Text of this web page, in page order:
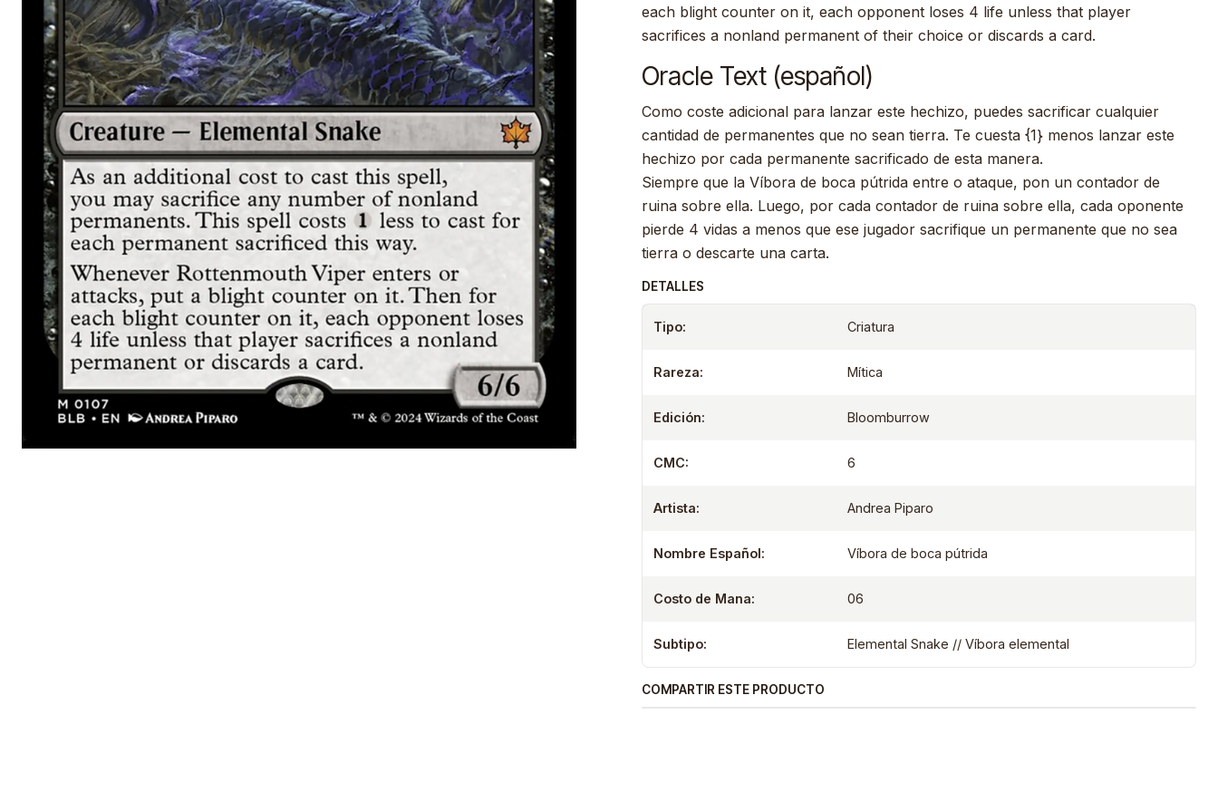
each blight counter on it, each opponent loses 4 life unless that player
sacrifices a nonland permanent of their choice or discards a card.
Oracle Text (español)
Como coste adicional para lanzar este hechizo, puedes sacrificar cualquier
cantidad de permanentes que no sean tierra. Te cuesta {1} menos lanzar este
hechizo por cada permanente sacrificado de esta manera.
Siempre que la Víbora de boca pútrida entre o ataque, pon un contador de
ruina sobre ella. Luego, por cada contador de ruina sobre ella, cada oponente
pierde 4 vidas a menos que ese jugador sacrifique un permanente que no sea
tierra o descarte una carta.
DETALLES
Tipo: Criatura
Rareza: Mítica
Edición: Bloomburrow
CMC: 6
Artista: Andrea Piparo
Nombre Español: Víbora de boca pútrida
Costo de Mana: 06
Subtipo: Elemental Snake // Víbora elemental
COMPARTIR ESTE PRODUCTO